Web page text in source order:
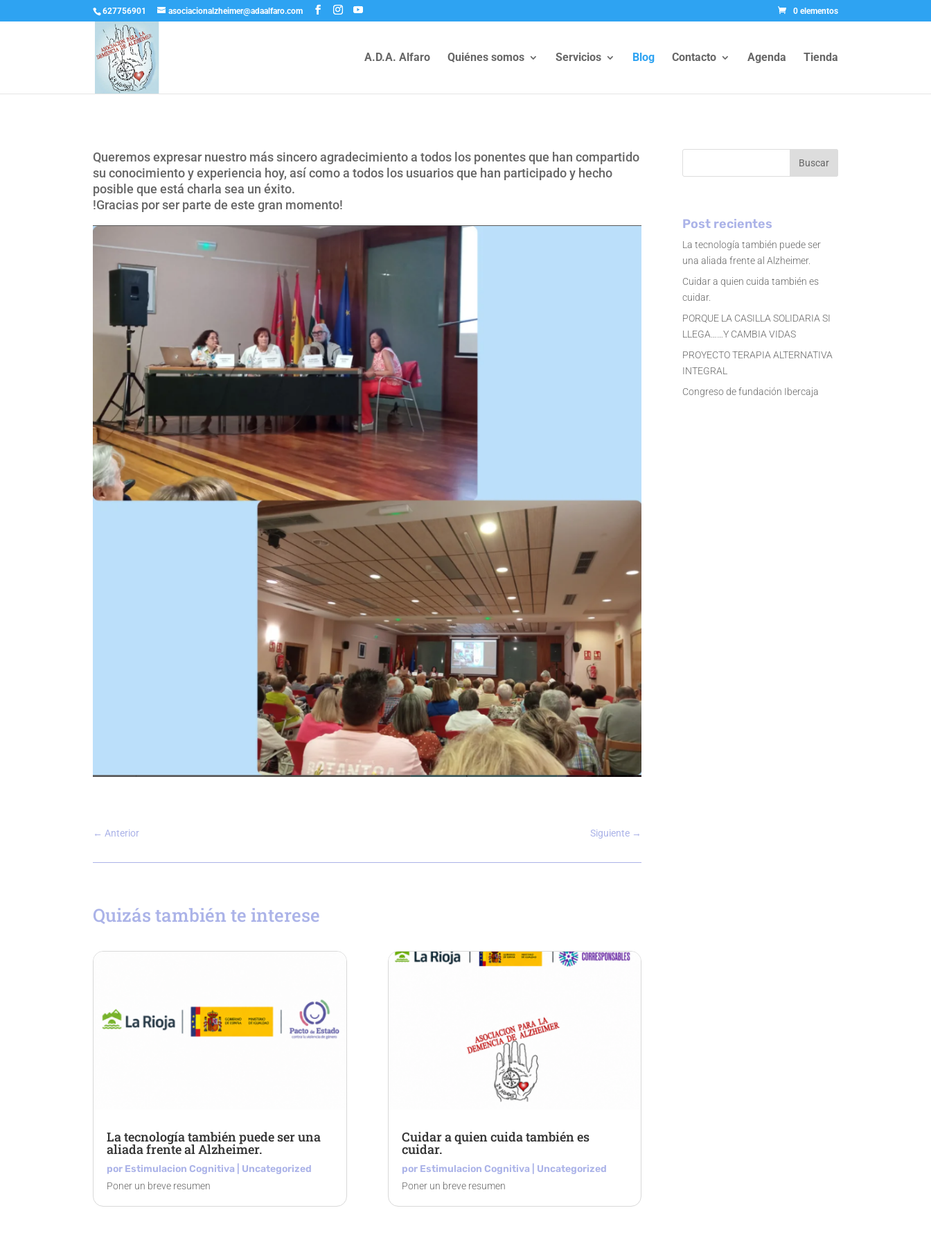
627756901 asociacionalzheimer@adaalfaro.com 0 elementos
A.D.A. Alfaro Quiénes somos Servicios Blog Contacto Agenda Tienda
Queremos expresar nuestro más sincero agradecimiento a todos los ponentes que han compartido
su conocimiento y experiencia hoy, así como a todos los usuarios que han participado y hecho
posible que está charla sea un éxito.
!Gracias por ser parte de este gran momento!
←Anterior Siguiente →
Quizás también te interese
La tecnología también puede ser una
aliada frente al Alzheimer.
por Estimulacion Cognitiva Uncategorized
Poner un breve resumen
Cuidar a quien cuida también es
cuidar.
por Estimulacion Cognitiva| Uncategorized
Poner un breve resumen
Buscar
Post recientes
La tecnología también puede ser
una aliada frente al Alzheimer.
Cuidar a quien cuida también es
cuidar.
PORQUE LA CASILLA SOLIDARIA SI
LLEGA……Y CAMBIA VIDAS
PROYECTO TERAPIA ALTERNATIVA
INTEGRAL
Congreso de fundación Ibercaja